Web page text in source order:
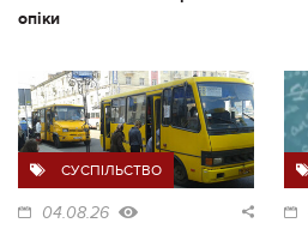
опіки
СУСПІЛЬСТВО
04.08.26